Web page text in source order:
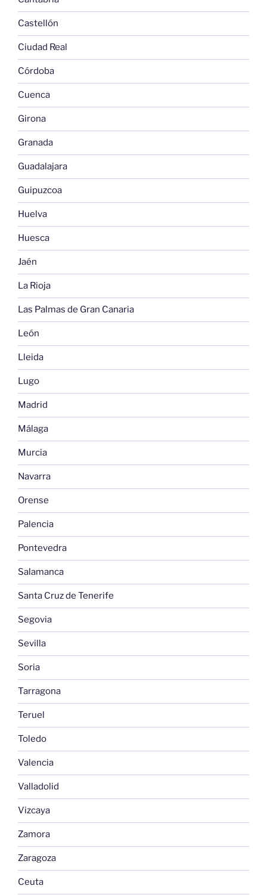
Castellón
Ciudad Real
Córdoba
Cuenca
Girona
Granada
Guadalajara
Guipuzcoa
Huelva
Huesca
Jaén
La Rioja
Las Palmas de Gran Canaria
León
Lleida
Lugo
Madrid
Málaga
Murcia
Navarra
Orense
Palencia
Pontevedra
Salamanca
Santa Cruz de Tenerife
Segovia
Sevilla
Soria
Tarragona
Teruel
Toledo
Valencia
Valladolid
Vizcaya
Zamora
Zaragoza
Ceuta